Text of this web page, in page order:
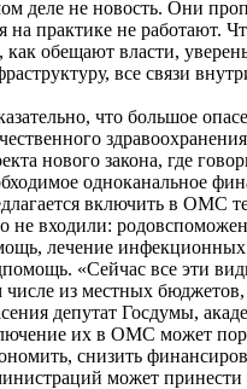
деле не новость. Они
на практике не работают.
как обещают власти,
все связи
что большое
нового закона, где
одноканальное
включить в ОМС
не входили:
лечение инфекционных
«Сейчас все эти
числе из местных
депутат Госдумы,
их в ОМС может
снизить
может принести